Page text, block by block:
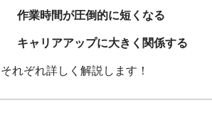
作業時間が圧倒的に短くなる
キャリアアップに大きく関係する
それぞれ詳しく解説します！